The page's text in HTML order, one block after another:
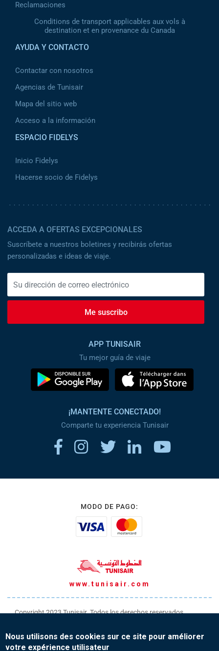
Reclamaciones
Conditions de transport applicables aux vols à
destination et en provenance du Canada
AYUDA Y CONTACTO
Contactar con nosotros
Agencias de Tunisair
Mapa del sitio web
Acceso a la información
ESPACIO FIDELYS
Inicio Fidelys
Hacerse socio de Fidelys
ACCEDA A OFERTAS EXCEPCIONALES
Suscríbete a nuestros boletines y recibirás ofertas
personalizadas e ideas de viaje.
Me suscribo
APP TUNISAIR
Tu mejor guía de viaje
¡MANTENTE CONECTADO!
Comparte tu experiencia Tunisair
MODO DE PAGO:
www.tunisair.com
Copyright 2023 Tunisair. Todos los derechos reservados
Condiciones generales de venta
Nous utilisons des cookies sur ce site pour améliorer
votre expérience utilisateur